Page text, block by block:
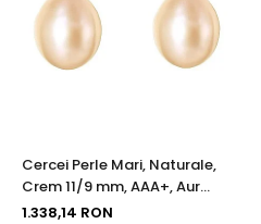
Cercei Perle Mari, Naturale,
Crem 11/9 mm, AAA+, Aur
14K (aur 585), Forma
1.338,14 RON